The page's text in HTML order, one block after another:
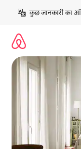
छोड़कर
कॉन्टेंट
कुछ जानकारी का